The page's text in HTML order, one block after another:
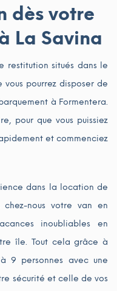
dès votre
La Savina
restitution situés dans le
pourrez disposer de
à Formentera.
pour que vous puissiez
et commenciez
dans la location de
chez-nous votre van en
inoubliables en
île. Tout cela grâce à
9 personnes avec une
sécurité et celle de vos